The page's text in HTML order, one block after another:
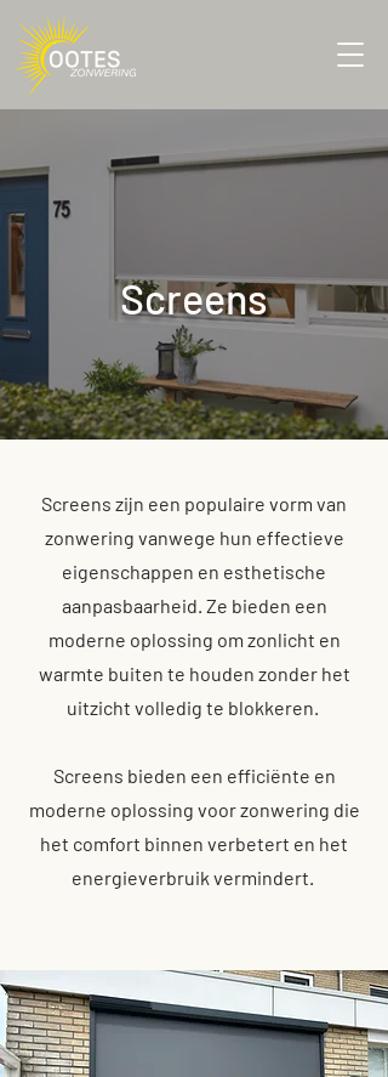
Screens
Screens zijn een populaire vorm van
zonwering vanwege hun effectieve
eigenschappen en esthetische
aanpasbaarheid. Ze bieden een
moderne oplossing om zonlicht en
warmte buiten te houden zonder het
uitzicht volledig te blokkeren.
Screens bieden een efficiënte en
moderne oplossing voor zonwering die
het comfort binnen verbetert en het
energieverbruik vermindert.